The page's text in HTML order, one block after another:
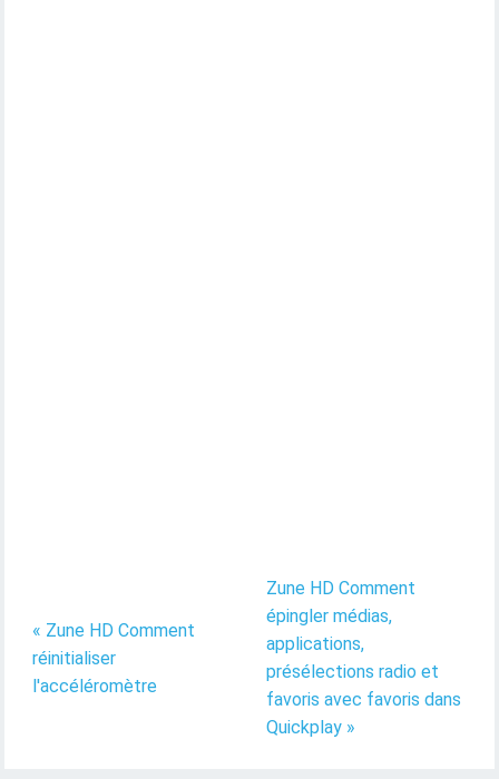
« Zune HD Comment
réinitialiser
l'accéléromètre
Zune HD Comment
épingler médias,
applications,
présélections radio et
favoris avec favoris dans
Quickplay »